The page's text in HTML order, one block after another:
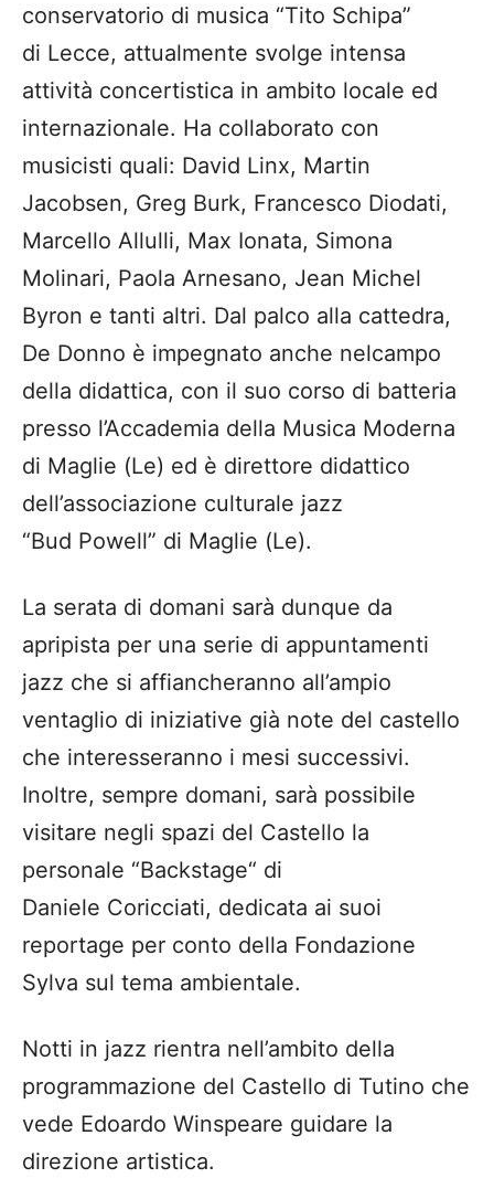
conservatorio di musica “Tito Schipa”
di Lecce, attualmente svolge intensa
attività concertistica in ambito locale ed
internazionale. Ha collaborato con
musicisti quali: David Linx, Martin
Jacobsen, Greg Burk, Francesco Diodati,
Marcello Allulli, Max Ionata, Simona
Molinari, Paola Arnesano, Jean Michel
Byron e tanti altri. Dal palco alla cattedra,
De Donno è impegnato anche nelcampo
della didattica, con il suo corso di batteria
presso l’Accademia della Musica Moderna
di Maglie (Le) ed è direttore didattico
dell’associazione culturale jazz
“Bud Powell” di Maglie (Le).
La serata di domani sarà dunque da
apripista per una serie di appuntamenti
jazz che si affiancheranno all’ampio
ventaglio di iniziative già note del castello
che interesseranno i mesi successivi.
Inoltre, sempre domani, sarà possibile
visitare negli spazi del Castello la
personale “Backstage“ di
Daniele Coricciati, dedicata ai suoi
reportage per conto della Fondazione
Sylva sul tema ambientale.
Notti in jazz rientra nell’ambito della
programmazione del Castello di Tutino che
vede Edoardo Winspeare guidare la
direzione artistica.